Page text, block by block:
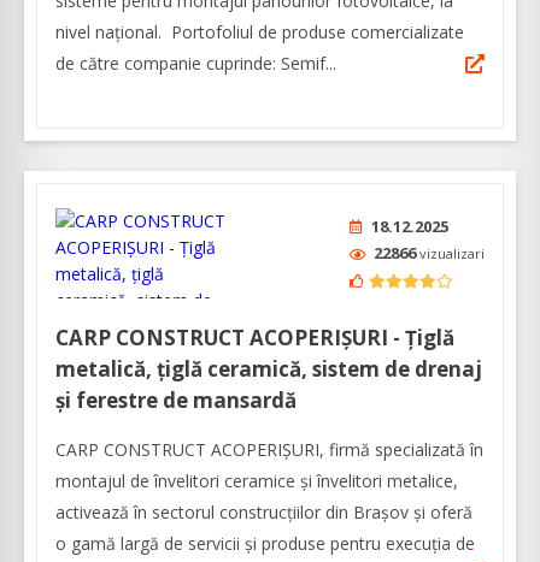
nivel naţional. Portofoliul de produse comercializate
de către companie cuprinde: Semif...
18.12.2025
22866vizualizari
CARP CONSTRUCT ACOPERIȘURI - Țiglă
metalică, țiglă ceramică, sistem de drenaj
și ferestre de mansardă
CARP CONSTRUCT ACOPERIȘURI, firmă specializată în
montajul de învelitori ceramice și învelitori metalice,
activează în sectorul construcțiilor din Brașov și oferă
o gamă largă de servicii și produse pentru execuția de